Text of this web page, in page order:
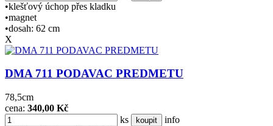
•klešťový úchop přes kladku
•magnet
•dosah: 62 cm
X
DMA 711 PODAVAC PREDMETU
78,5cm
cena: 340,00 Kč
ks
koupit
info